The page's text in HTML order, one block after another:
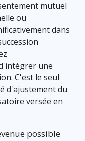
mutuel
ou
dans
une
C'est le seul
d'ajustement du
versée en
possible